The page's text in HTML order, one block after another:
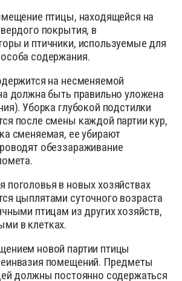
птицы, находящейся на
покрытия, в
и птичники, используемые для
содержания.
на несменяемой
должна быть правильно уложена
Уборка глубокой подстилки
после смены каждой партии кур,
сменяемая, ее убирают
обеззараживание
поголовья в новых хозяйствах
цыплятами суточного возраста
птицам из других хозяйств,
в клетках.
новой партии птицы
помещений. Предметы
должны постоянно содержаться